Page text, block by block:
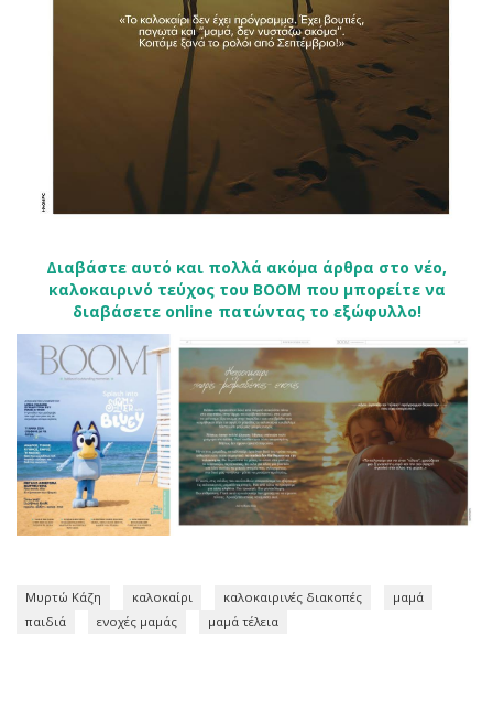
Διαβάστε αυτό και πολλά ακόμα άρθρα στο νέο,
καλοκαιρινό τεύχος του BOOM που μπορείτε να
διαβάσετε online πατώντας το εξώφυλλο!
Μυρτώ Κάζη καλοκαίρι καλοκαιρινές διακοπές
μαμά
παιδιά
ενοχές μαμάς μαμά τέλεια